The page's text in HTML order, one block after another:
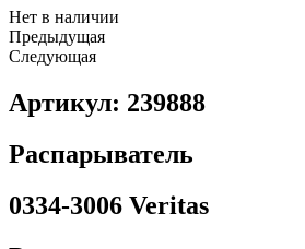
Нет в наличии
Предыдущая
Следующая
Артикул: 239888
Распарыватель
0334-3006 Veritas